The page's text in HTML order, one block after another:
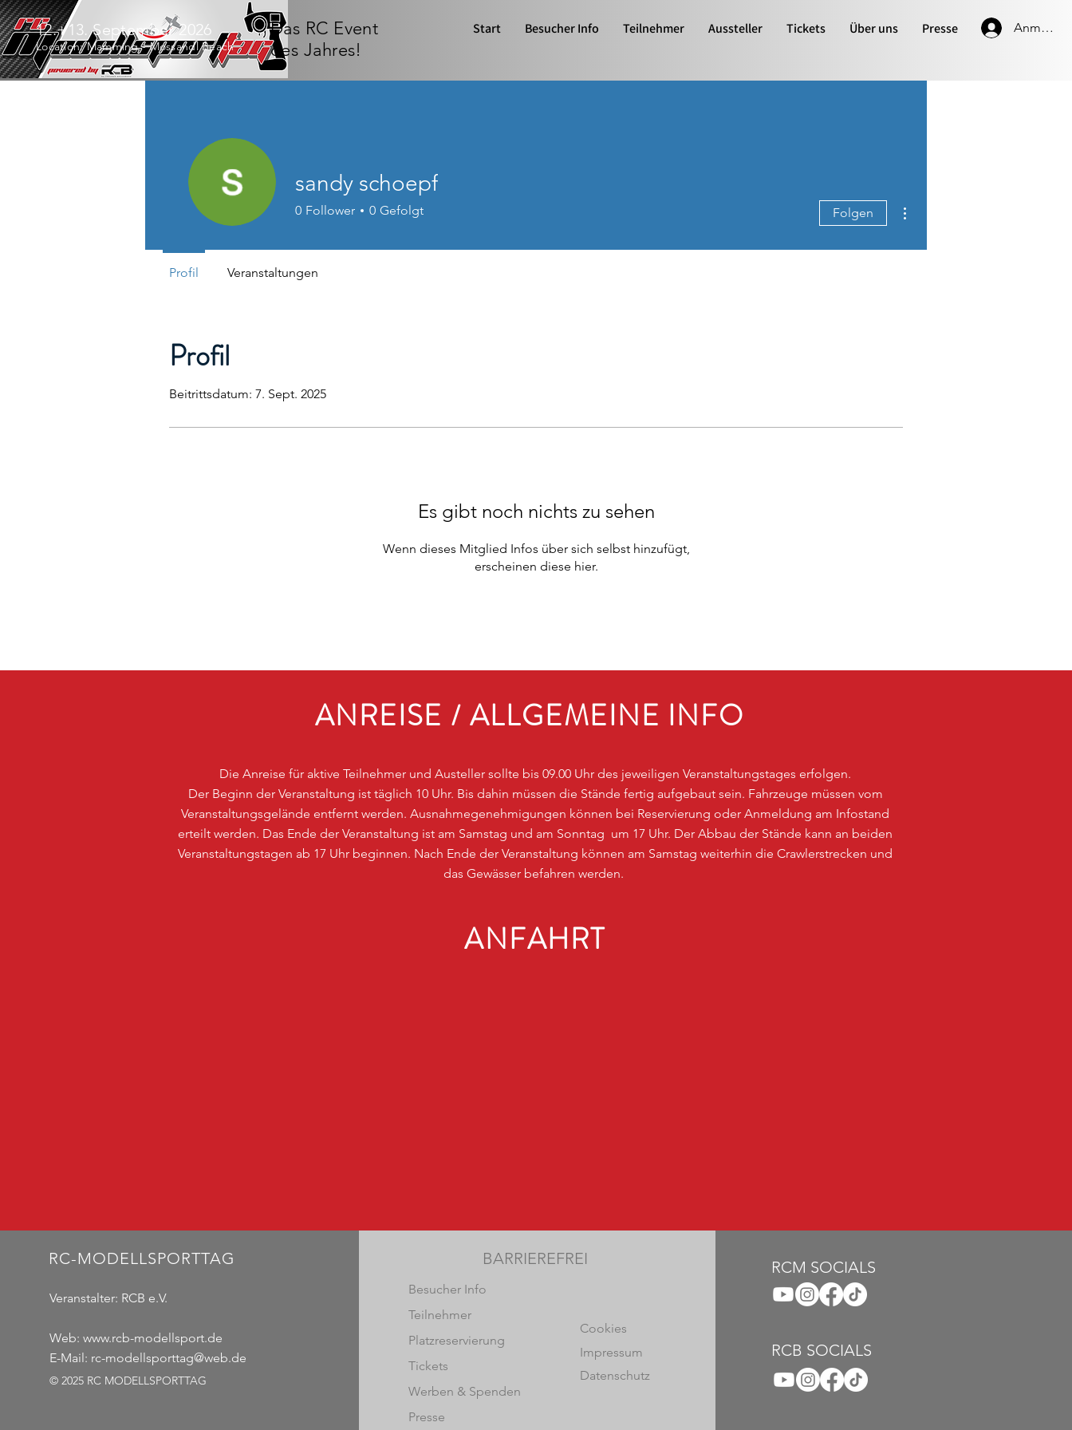
12.+13. September 2026
Location: Mamming - Mossandl Beach
Das RC Event
des Jahres!
Start Besucher Info Teilnehmer Aussteller Tickets Über uns Presse
Profil
Beitrittsdatum: 7. Sept. 2025
Es gibt noch nichts zu sehen
Wenn dieses Mitglied Infos über sich selbst hinzufügt,
erscheinen diese hier.
sandy schoepf
0 Follower 0 Gefolgt Folgen
Profil Veranstaltungen
ANREISE / ALLGEMEINE INFO
Die Anreise für aktive Teilnehmer und Austeller sollte bis 09.00 Uhr des jeweiligen Veranstaltungstages erfolgen.
Der Beginn der Veranstaltung ist täglich 10 Uhr. Bis dahin müssen die Stände fertig aufgebaut sein. Fahrzeuge müssen vom
Veranstaltungsgelände entfernt werden. Ausnahmegenehmigungen können bei Reservierung oder Anmeldung am Infostand
erteilt werden. Das Ende der Veranstaltung ist am Samstag und am Sonntag um 17 Uhr. Der Abbau der Stände kann an beiden
Veranstaltungstagen ab 17 Uhr beginnen. Nach Ende der Veranstaltung können am Samstag weiterhin die Crawlerstrecken und
das Gewässer befahren werden.
ANFAHRT
RC-MODELLSPORTTAG
Veranstalter: RCB e.V.
Web: www.rcb-modellsport.de
E-Mail: rc-modellsporttag@web.de
© 2025 RC MODELLSPORTTAG
BARRIEREFREI
Besucher Info
Teilnehmer
Platzreservierung
Tickets
Werben & Spenden
Presse
Cookies
Impressum
Datenschutz
RCM SOCIALS
RCB SOCIALS